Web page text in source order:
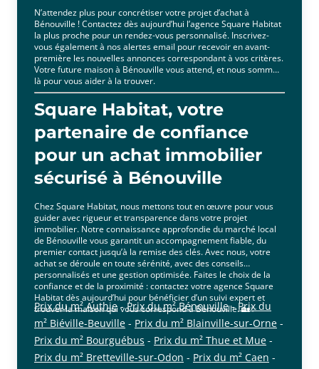
N’attendez plus pour concrétiser votre projet d’achat à
Bénouville ! Contactez dès aujourd’hui l’agence Square Habitat
la plus proche pour un rendez-vous personnalisé. Inscrivez-
vous également à nos alertes email pour recevoir en avant-
première les nouvelles annonces correspondant à vos critères.
Votre future maison à Bénouville vous attend, et nous sommes
là pour vous aider à la trouver.
Square Habitat, votre
partenaire de confiance
pour un achat immobilier
sécurisé à Bénouville
Chez Square Habitat, nous mettons tout en œuvre pour vous
guider avec rigueur et transparence dans votre projet
immobilier. Notre connaissance approfondie du marché local
de Bénouville vous garantit un accompagnement fiable, du
premier contact jusqu’à la remise des clés. Avec nous, votre
achat se déroule en toute sérénité, avec des conseils
personnalisés et une gestion optimisée. Faites le choix de la
confiance et de la proximité : contactez votre agence Square
Habitat dès aujourd’hui pour bénéficier d’un suivi expert et
trouver la maison qui vous correspond à Bénouville. 🏡✨
Prix du m² Authie -Prix du m² Bénouville-Prix du
m² Biéville-Beuville - Prix du m² Blainville-sur-Orne -
Prix du m² Bourguébus - Prix du m² Thue et Mue -
Prix du m² Bretteville-sur-Odon - Prix du m² Caen -